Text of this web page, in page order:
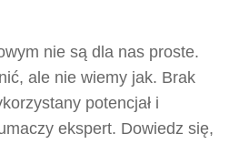
nie są dla nas proste.
ale nie wiemy jak. Brak
potencjał i
ekspert. Dowiedz się,